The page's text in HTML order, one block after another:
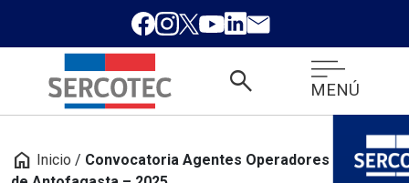
search MENÚ
home Inicio / Convocatoria Agentes Operadores Región